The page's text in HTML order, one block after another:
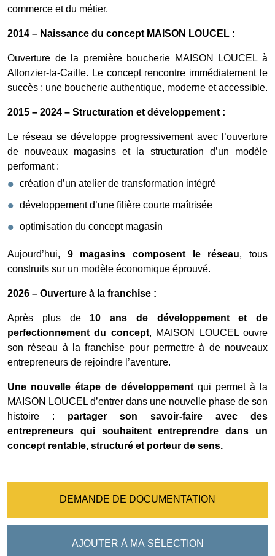
commerce et du métier.
2014 – Naissance du concept MAISON LOUCEL :
Ouverture de la première boucherie MAISON LOUCEL à
Allonzier-la-Caille. Le concept rencontre immédiatement le
succès : une boucherie authentique, moderne et accessible.
2015 – 2024 – Structuration et développement :
Le réseau se développe progressivement avec l’ouverture
de nouveaux magasins et la structuration d’un modèle
performant :
création d’un atelier de transformation intégré
développement d’une filière courte maîtrisée
optimisation du concept magasin
Aujourd’hui, 9 magasins composent le réseau, tous
construits sur un modèle économique éprouvé.
2026 – Ouverture à la franchise :
Après plus de 10 ans de développement et de
perfectionnement du concept, MAISON LOUCEL ouvre
son réseau à la franchise pour permettre à de nouveaux
entrepreneurs de rejoindre l’aventure.
Une nouvelle étape de développement qui permet à la
MAISON LOUCEL d’entrer dans une nouvelle phase de son
histoire : partager son savoir-faire avec des
entrepreneurs qui souhaitent entreprendre dans un
concept rentable, structuré et porteur de sens.
DEMANDE DE DOCUMENTATION
AJOUTER À MA SÉLECTION